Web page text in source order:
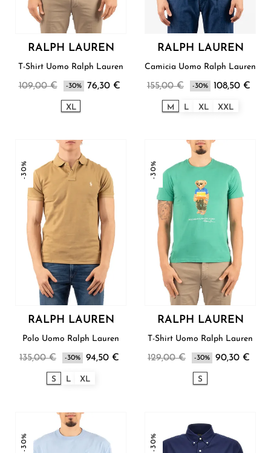
RALPH LAUREN
T-Shirt Uomo Ralph Lauren
109,00 € -30% 76,30 €
XL
RALPH LAUREN
Camicia Uomo Ralph Lauren
155,00 € -30% 108,50 €
M L XL XXL
-30%
RALPH LAUREN
Polo Uomo Ralph Lauren
135,00 € -30% 94,50 €
S L XL
-30%
RALPH LAUREN
T-Shirt Uomo Ralph Lauren
129,00 € -30% 90,30 €
S
-30% -30%